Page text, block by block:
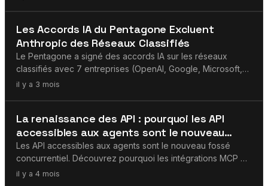
Claude
Les Accords IA du Pentagone Excluent
Anthropic des Réseaux Classifiés
Le Pentagone a signé des accords IA sur les réseaux
classifiés avec 7 entreprises (OpenAI, Google, Microsoft,
AWS, NVIDIA, xAI, Reflection) — sans Anthropic.
il y a 3 mois
MCP
La renaissance des API : pourquoi les API
accessibles aux agents sont le nouveau
fossé concurrentiel
Les API accessibles aux agents sont le nouveau fossé
concurrentiel. Découvrez pourquoi les intégrations MCP et
le design schema-first déterminent quels produits SaaS les
il y a 4 mois